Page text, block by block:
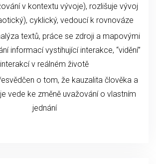
v kontextu vývoje), rozlišuje vývoj
cyklický, vedoucí k rovnováze
textů, práce se zdroji a mapovými
informací vystihující interakce, “vidění”
interakcí v reálném životě
o tom, že kauzalita člověka a
vede ke změně uvažování o vlastním
jednání